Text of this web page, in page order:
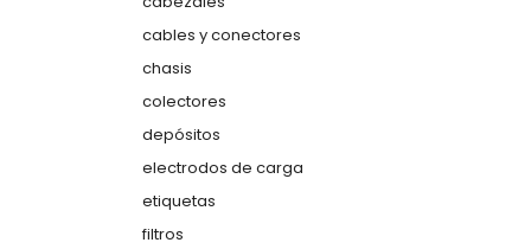
cables y conectores
chasis
colectores
depósitos
electrodos de carga
etiquetas
filtros